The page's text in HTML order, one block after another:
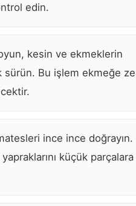
edin.
kesin ve ekmeklerin
sürün. Bu işlem ekmeğe
ince ince doğrayın.
küçük parçalara